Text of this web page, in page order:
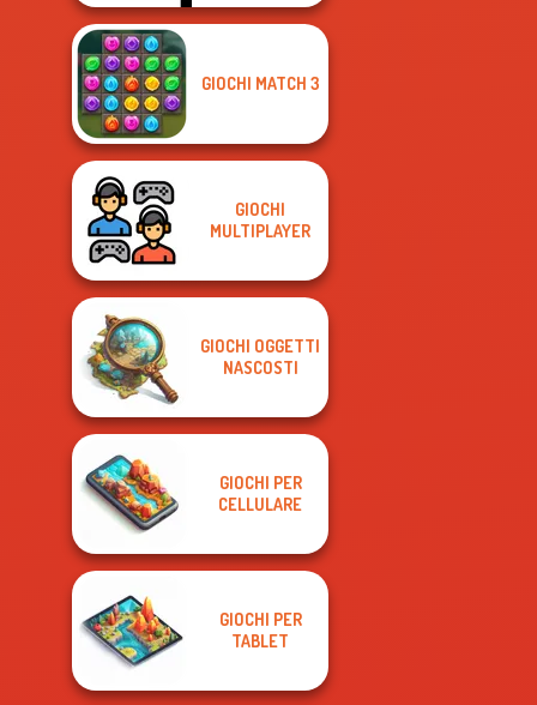
GIOCHI MATCH 3
GIOCHI
MULTIPLAYER
GIOCHI OGGETTI
NASCOSTI
GIOCHI PER
CELLULARE
GIOCHI PER
TABLET